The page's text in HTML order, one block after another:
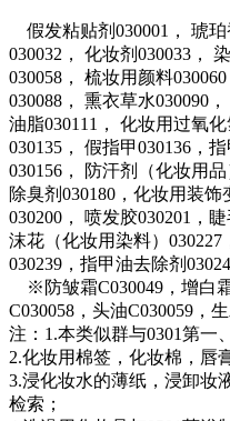
假发粘贴剂030001， 琥珀
030032， 化妆剂030033，
030058， 梳妆用颜料
030088， 熏衣草水030090
油脂030111， 化妆用过氧
030135， 假指甲030136，
030156， 防汗剂（化妆用
除臭剂030180，化妆用装
030200， 喷发胶030201，
沫花（化妆用染料）
030239，指甲油去除剂
※防皱霜C030049，增白霜
C030058，头油C030059，
注：1.本类似群与0301第一
2.化妆用棉签，化妆棉，唇
3.浸化妆水的薄纸，浸卸妆
检索；